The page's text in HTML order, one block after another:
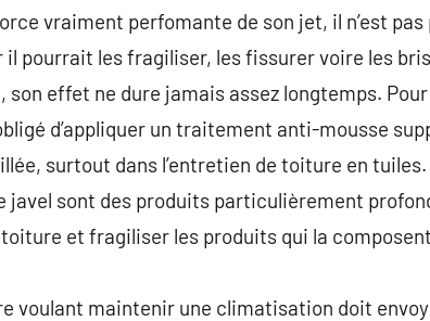
vraiment perfomante de son jet, il n’est
il pourrait les fragiliser, les fissurer voire les
effet ne dure jamais assez longtemps.
d’appliquer un traitement anti-mousse
surtout dans l’entretien de toiture en
javel sont des produits particulièrement
et fragiliser les produits qui la
voulant maintenir une climatisation doit